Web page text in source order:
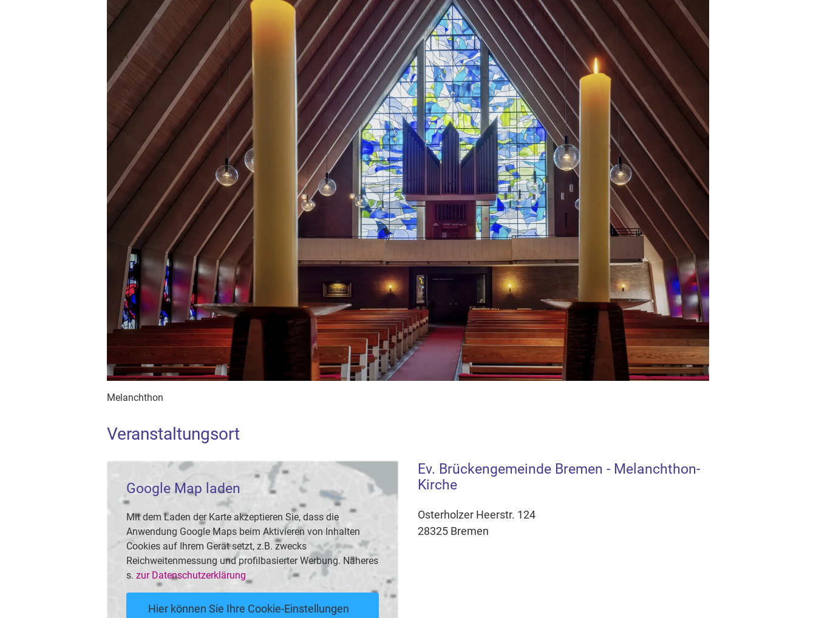
Melanchthon
Veranstaltungsort
Google Map laden
Mit dem Laden der Karte akzeptieren Sie, dass die
Anwendung Google Maps beim Aktivieren von Inhalten
Cookies auf Ihrem Gerät setzt, z.B. zwecks
Reichweitenmessung und profilbasierter Werbung. Näheres
s. zur Datenschutzerklärung
Hier können Sie Ihre Cookie-Einstellungen
Ev. Brückengemeinde Bremen - Melanchthon-
Kirche
Osterholzer Heerstr. 124
28325 Bremen